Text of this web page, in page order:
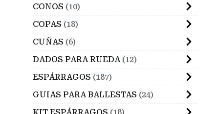
CONOS 10
COPAS 18
CUÑAS 6
DADOS PARA RUEDA 12
ESPÁRRAGOS 187
GUIAS PARA BALLESTAS 24